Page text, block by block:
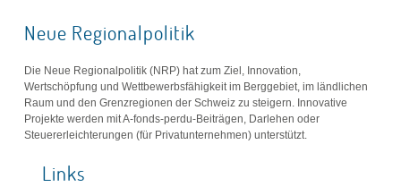
Neue Regionalpolitik
Die Neue Regionalpolitik (NRP) hat zum Ziel, Innovation,
Wertschöpfung und Wettbewerbsfähigkeit im Berggebiet, im ländlichen
Raum und den Grenzregionen der Schweiz zu steigern. Innovative
Projekte werden mit A-fonds-perdu-Beiträgen, Darlehen oder
Steuererleichterungen (für Privatunternehmen) unterstützt.
Links